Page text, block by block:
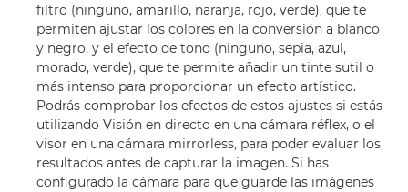
filtro (ninguno, amarillo, naranja, rojo, verde), que te
permiten ajustar los colores en la conversión a blanco
y negro, y el efecto de tono (ninguno, sepia, azul,
morado, verde), que te permite añadir un tinte sutil o
más intenso para proporcionar un efecto artístico.
Podrás comprobar los efectos de estos ajustes si estás
utilizando Visión en directo en una cámara réflex, o el
visor en una cámara mirrorless, para poder evaluar los
resultados antes de capturar la imagen. Si has
configurado la cámara para que guarde las imágenes